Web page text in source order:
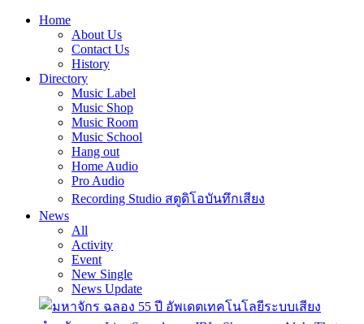
Home
About Us
Contact Us
History
Directory
Music Label
Music Shop
Music Room
Music School
Hang out
Home Audio
Pro Audio
Recording Studio สตูดิโอบันทึกเสียง
News
All
Activity
Event
New Single
News Update